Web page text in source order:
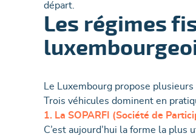
départ.
Les régimes
Le Luxembourg propose
Trois véhicules dominent en
1. La SOPARFI (Société de
C’est aujourd’hui la forme la plus